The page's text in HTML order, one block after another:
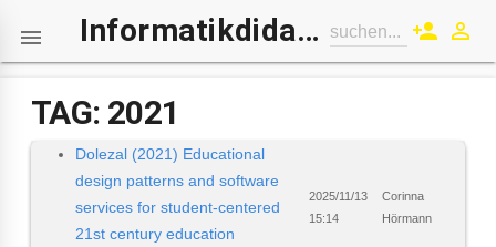
 Informatikdidaktik-Wiki suchen... person_add perm_identity
TAG: 2021
Dolezal (2021) Educational
design patterns and software
services for student-centered
21st century education
2025/11/13
15:14
Corinna
Hörmann